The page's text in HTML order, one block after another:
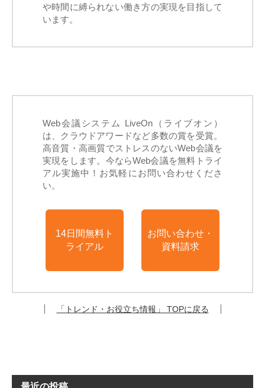
や時間に縛られない働き方の実現を目指して
います。
Web会議システム LiveOn（ライブオン）
は、クラウドアワードなど多数の賞を受賞。
高音質・高画質でストレスのないWeb会議を
実現をします。今ならWeb会議を無料トライ
アル実施中！お気軽にお問い合わせくださ
い。
14日間無料ト
ライアル
お問い合わせ・
資料請求
「トレンド・お役立ち情報」 TOPに戻る